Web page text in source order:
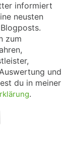
informiert
neusten
zum
und
du in meiner
.